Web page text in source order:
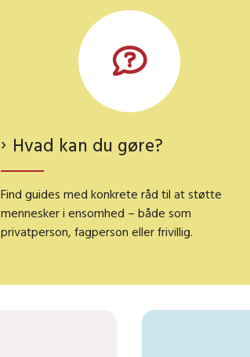
Hvad kan du gøre?
Find guides med konkrete råd til at støtte
mennesker i ensomhed – både som
privatperson, fagperson eller frivillig.